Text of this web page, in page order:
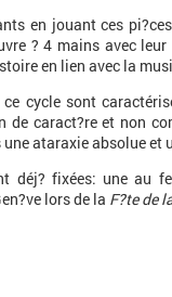
en jouant ces
? 4 mains avec
en lien avec la
cycle sont
de caract?re et non
ataraxie absolue et
déj? fixées: une au
lors de la F?te de